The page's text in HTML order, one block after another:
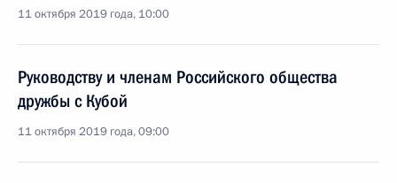
11 октября 2019 года, 10:00
Руководству и членам Российского общества
дружбы с Кубой
11 октября 2019 года, 09:00